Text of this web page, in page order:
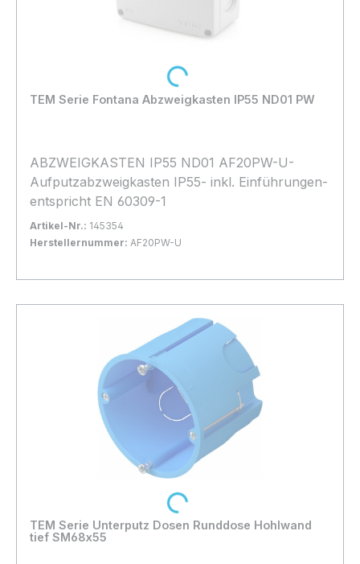
TEM Serie Fontana Abzweigkasten IP55 ND01 PW
ABZWEIGKASTEN IP55 ND01 AF20PW-U-
Aufputzabzweigkasten IP55- inkl. Einführungen-
entspricht EN 60309-1
Artikel-Nr.: 145354
Herstellernummer: AF20PW-U
In den Warenkorb
Loading...
TEM Serie Unterputz Dosen Runddose Hohlwand
tief SM68x55
Loading...